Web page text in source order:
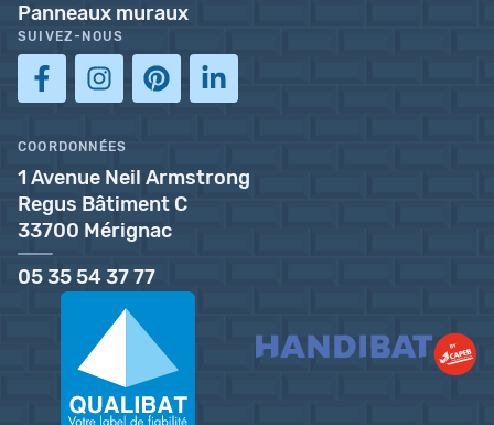
Panneaux muraux
SUIVEZ-NOUS
COORDONNÉES
1 Avenue Neil Armstrong
Regus Bâtiment C
33700 Mérignac
05 35 54 37 77